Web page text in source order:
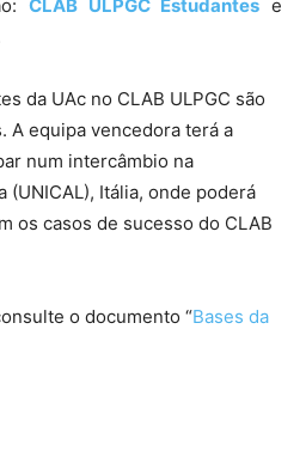
CLAB ULPGC Estudantes e
da UAc no CLAB ULPGC são
A equipa vencedora terá a
num intercâmbio na
(UNICAL), Itália, onde poderá
os casos de sucesso do CLAB
o documento “Bases da